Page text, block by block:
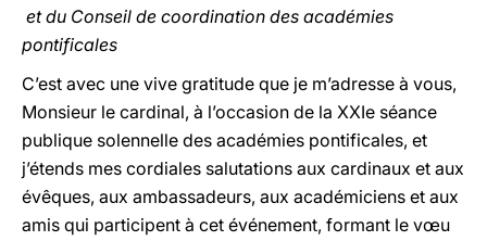
et du Conseil de coordination des académies
pontificales
C’est avec une vive gratitude que je m’adresse à vous,
Monsieur le cardinal, à l’occasion de la XXIe séance
publique solennelle des académies pontificales, et
j’étends mes cordiales salutations aux cardinaux et aux
évêques, aux ambassadeurs, aux académiciens et aux
amis qui participent à cet événement, formant le vœu